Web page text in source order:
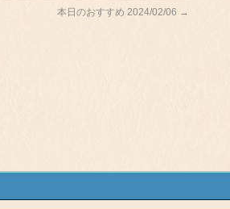
本日のおすすめ 2024/02/06 →